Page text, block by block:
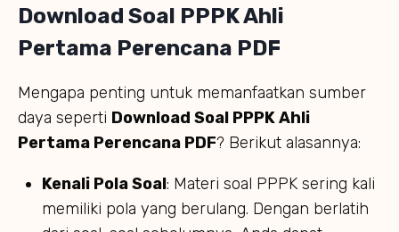
Download Soal PPPK Ahli
Pertama Perencana PDF
Mengapa penting untuk memanfaatkan sumber
daya seperti Download Soal PPPK Ahli
Pertama Perencana PDF? Berikut alasannya:
Kenali Pola Soal: Materi soal PPPK sering kali
memiliki pola yang berulang. Dengan berlatih